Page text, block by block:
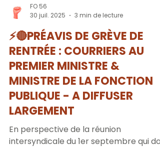
FO 56
30 juil. 2025
3 min de lecture
⚡🔴PRÉAVIS DE GRÈVE DE
RENTRÉE : COURRIERS AU
PREMIER MINISTRE &
MINISTRE DE LA FONCTION
PUBLIQUE - A DIFFUSER
LARGEMENT
En perspective de la réunion